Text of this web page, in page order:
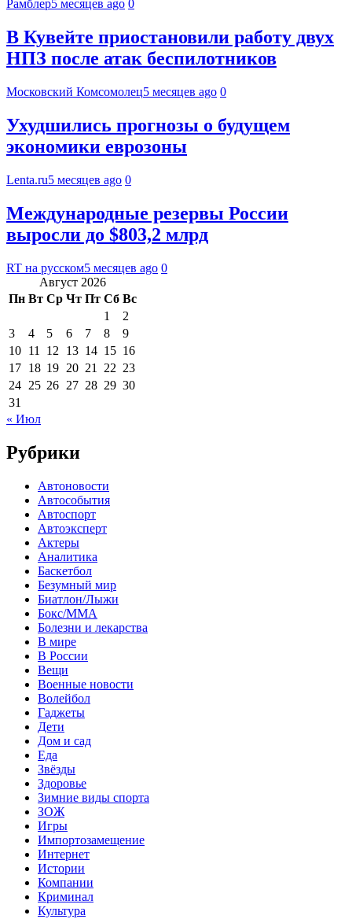
Рамблер5 месяцев ago 0
В Кувейте приостановили работу двух
НПЗ после атак беспилотников
Московский Комсомолец5 месяцев ago 0
Ухудшились прогнозы о будущем
экономики еврозоны
Lenta.ru5 месяцев ago 0
Международные резервы России
выросли до $803,2 млрд
RT на русском5 месяцев ago 0
Август 2026
Пн Вт Ср Чт Пт Сб Вс
1
2
3
4 5 6 7 8
9
10 11 12 13 14 15 16
17 18 19 20 21 22 23
24 25 26 27 28 29 30
31
« Июл
Рубрики
Автоновости
Автособытия
Автоспорт
Автоэксперт
Актеры
Аналитика
Баскетбол
Безумный мир
Биатлон/Лыжи
Бокс/MMA
Болезни и лекарства
В мире
В России
Вещи
Военные новости
Волейбол
Гаджеты
Дети
Дом и сад
Еда
Звёзды
Здоровье
Зимние виды спорта
ЗОЖ
Игры
Импортозамещение
Интернет
Истории
Компании
Криминал
Культура